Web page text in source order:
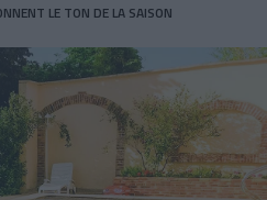
LE TON DE LA SAISON